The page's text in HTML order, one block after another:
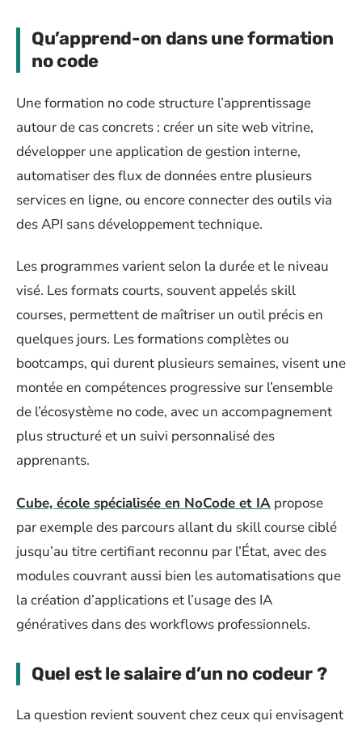
Qu’apprend-on dans une formation
no code
Une formation no code structure l’apprentissage
autour de cas concrets : créer un site web vitrine,
développer une application de gestion interne,
automatiser des flux de données entre plusieurs
services en ligne, ou encore connecter des outils via
des API sans développement technique.
Les programmes varient selon la durée et le niveau
visé. Les formats courts, souvent appelés skill
courses, permettent de maîtriser un outil précis en
quelques jours. Les formations complètes ou
bootcamps, qui durent plusieurs semaines, visent une
montée en compétences progressive sur l’ensemble
de l’écosystème no code, avec un accompagnement
plus structuré et un suivi personnalisé des
apprenants.
Cube, école spécialisée en NoCode et IA propose
par exemple des parcours allant du skill course ciblé
jusqu’au titre certifiant reconnu par l’État, avec des
modules couvrant aussi bien les automatisations que
la création d’applications et l’usage des IA
génératives dans des workflows professionnels.
Quel est le salaire d’un no codeur ?
La question revient souvent chez ceux qui envisagent